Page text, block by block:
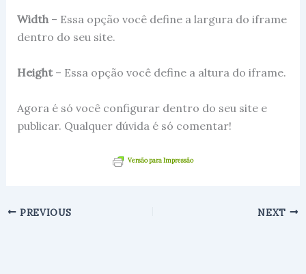
Width– Essa opção você define a largura do iframe
dentro do seu site.
Height– Essa opção você define a altura do iframe.
Agora é só você configurar dentro do seu site e
publicar. Qualquer dúvida é só comentar!
Versão para Impressão
PREVIOUS NEXT